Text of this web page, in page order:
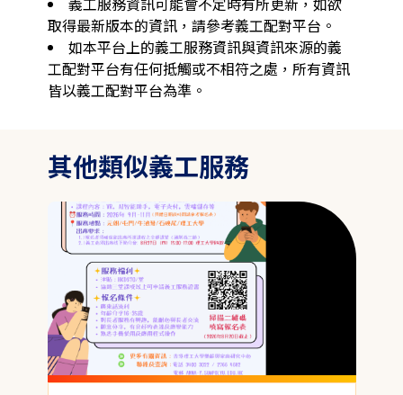
取得最新版本的資訊，請參考義工配對平台。
如本平台上的義工服務資訊與資訊來源的義
工配對平台有任何抵觸或不相符之處，所有資訊
皆以義工配對平台為準。
其他類似義工服務